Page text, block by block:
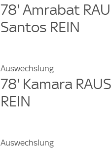
78' Amrabat
Santos REIN
Auswechslung
78' Kamara
REIN
Auswechslung